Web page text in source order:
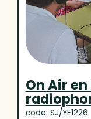
On Air
code: SJ/YE1226